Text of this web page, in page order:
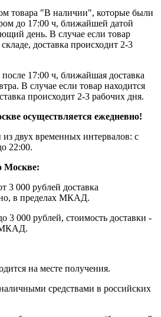
товара "В наличии", которые были
до 17:00 ч, ближайшей датой
день. В случае если товар
доставка происходит 2-3
17:00 ч, ближайшая доставка
В случае если товар находится
происходит 2-3 рабочих дня.
осуществляется ежедневно!
двух временных интервалов: с
22:00.
Москве:
3 000 рублей доставка
в пределах МКАД.
3 000 рублей, стоимость доставки -
МКАД.
на месте получения.
средствами в российских